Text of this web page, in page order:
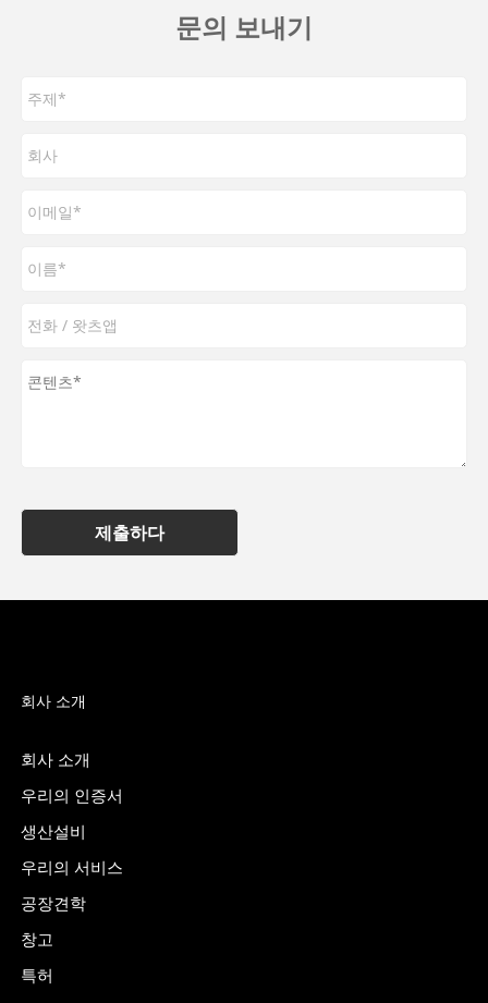
문의 보내기
제출하다
회사 소개
회사 소개
우리의 인증서
생산설비
우리의 서비스
공장견학
창고
특허